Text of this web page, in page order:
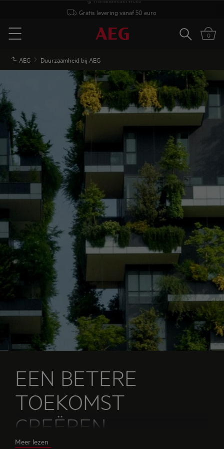
Gratis levering vanaf 50 euro
Menu
Zoeken0
AEG Duurzaamheid bij AEG
EEN BETERE
TOEKOMST
CREËREN
Meer lezen